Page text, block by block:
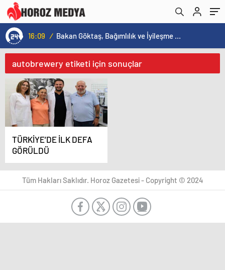
16:09 / Bakan Göktaş, Bağımlılık ve İyileşme Konulu Kadın Forumu’nda konuştu:
autobrewery etiketi için sonuçlar
TÜRKİYE’DE İLK DEFA
GÖRÜLDÜ
Tüm Hakları Saklıdır. Horoz Gazetesi - Copyright © 2024